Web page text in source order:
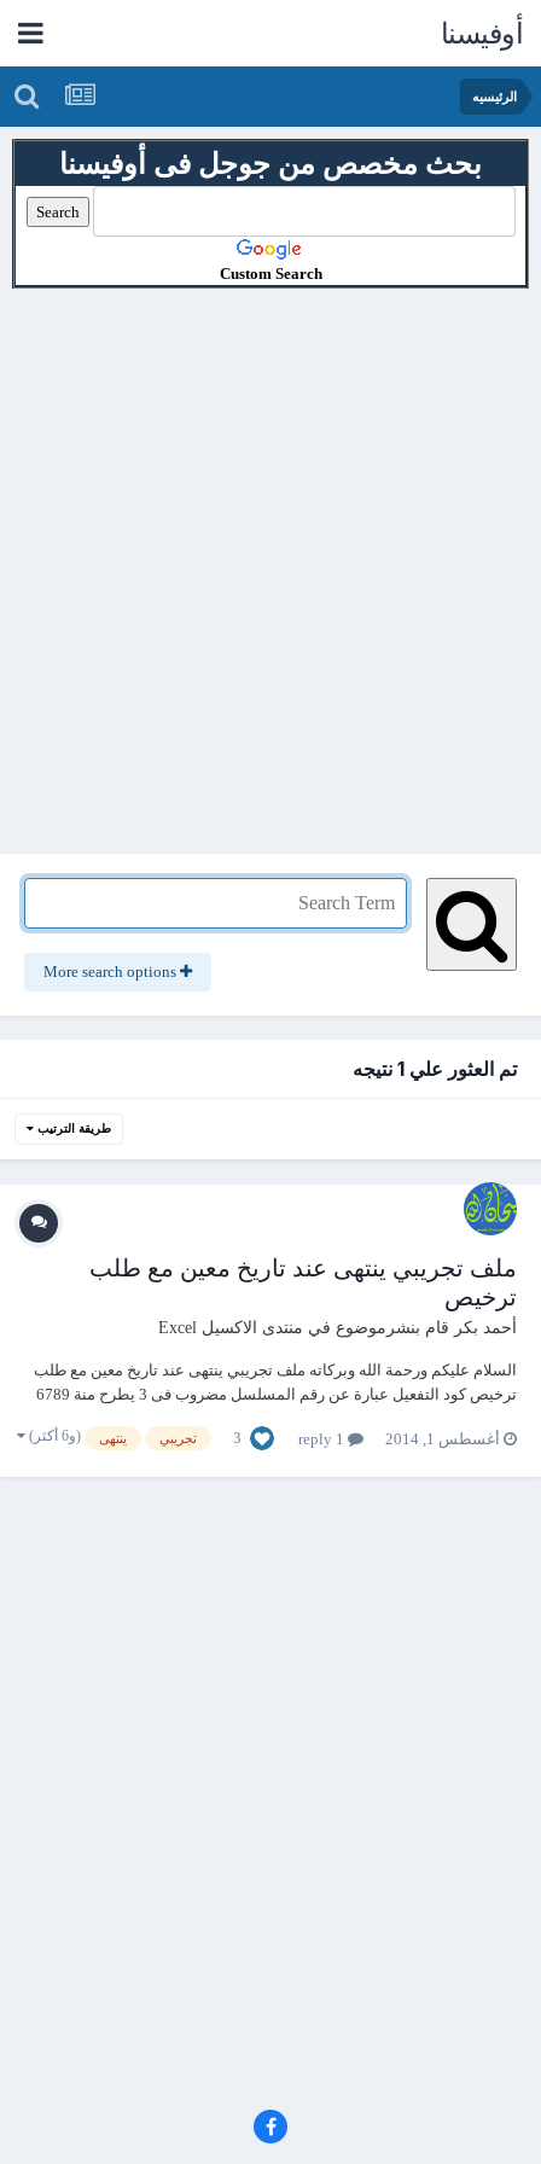
أوفيسنا
الرئيسيه
بحث مخصص من جوجل فى أوفيسنا
Custom Search
تم العثور علي 1 نتيجه
طريقة الترتيب
ملف تجريبي ينتهى عند تاريخ معين مع طلب
ترخيص
أحمد بكر قام بنشرموضوع في منتدى الاكسيل Excel
السلام عليكم ورحمة الله وبركاته ملف تجريبي ينتهى عند تاريخ معين مع طلب
ترخيص كود التفعيل عبارة عن رقم المسلسل مضروب فى 3 يطرح منة 6789
أغسطس 1, 2014
3 تجريبي ينتهى (و6 أكثر)